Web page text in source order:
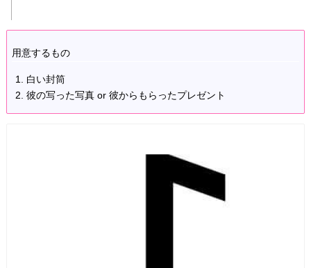
用意するもの
白い封筒
彼の写った写真 or 彼からもらったプレゼント